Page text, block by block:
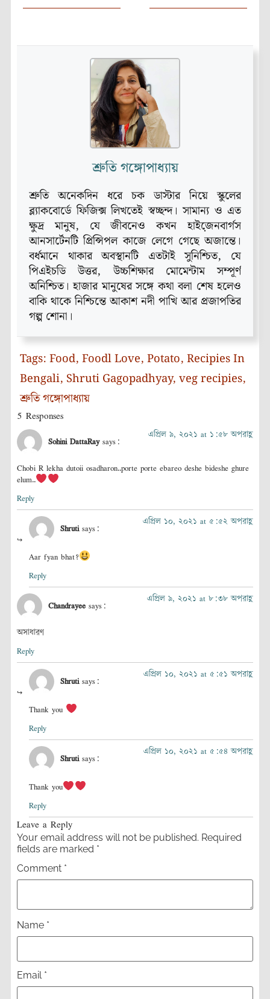
শ্রুতি গঙ্গোপাধ্যায়
শ্রুতি অনেকদিন ধরে চক ডাস্টার নিয়ে স্কুলের
ব্ল্যাকবোর্ডে ফিজিক্স লিখতেই স্বচ্ছন্দ। সামান্য ও এত
ক্ষুদ্র মানুষ, যে জীবনেও কখন হাইজে়নবার্গস
আনসার্টেনটি প্রিন্সিপল কাজে লেগে গেছে অজান্তে।
বর্ধমানে থাকার অবস্থানটি এতটাই সুনিশ্চিত, যে
পিএইচডি উত্তর, উচ্চশিক্ষার মোমেন্টাম সম্পূর্ণ
অনিশ্চিত। হাজার মানুষের সঙ্গে কথা বলা শেষ হলেও
বাকি থাকে নিশ্চিন্তে আকাশ নদী পাখি আর প্রজাপতির
গল্প শোনা।
Tags: Food, Foodl Love, Potato, Recipies In
Bengali, Shruti Gagopadhyay, veg recipies,
শ্রুতি গঙ্গোপাধ্যায়
5 Responses
Sohini DattaRay says:
এপ্রিল ৯, ২০২১ at ১:৫৮ অপরাহ্ণ
Chobi R lekha dutoii osadharon..porte porte ebareo deshe bideshe ghure
elum..
Reply
Shruti says:
এপ্রিল ১০, ২০২১ at ৫:৫২ অপরাহ্ণ
Aar fyan bhat?
Reply
Chandrayee says:
এপ্রিল ৯, ২০২১ at ৮:৩৮ অপরাহ্ণ
অসাধারণ
Reply
Shruti says:
এপ্রিল ১০, ২০২১ at ৫:৫১ অপরাহ্ণ
Thank you
Reply
Shruti says:
এপ্রিল ১০, ২০২১ at ৫:৫৪ অপরাহ্ণ
Thank you
Reply
Leave a Reply
Your email address will not be published. Required
fields are marked *
Comment *
Name *
Email *